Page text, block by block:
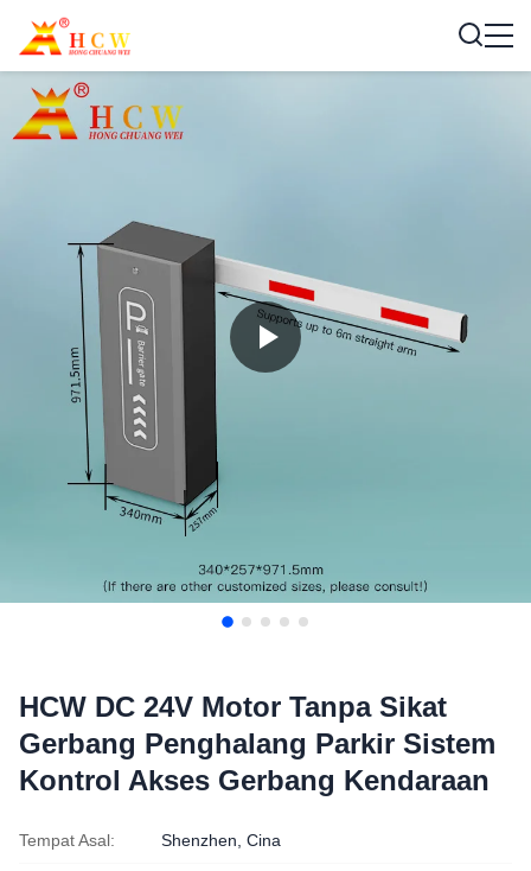
HCW DC 24V Motor Tanpa Sikat
Gerbang Penghalang Parkir Sistem
Kontrol Akses Gerbang Kendaraan
Tempat Asal: Shenzhen, Cina